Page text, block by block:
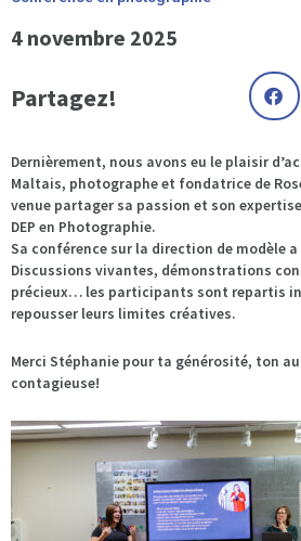
4 novembre 2025
Partagez!
Dernièrement, nous avons eu le plaisir
Maltais, photographe et fondatrice de
venue partager sa passion et son
DEP en Photographie.
Sa conférence sur la direction de modèle
Discussions vivantes, démonstrations
précieux… les participants sont repartis
repousser leurs limites créatives.
Merci Stéphanie pour ta générosité, ton
contagieuse!